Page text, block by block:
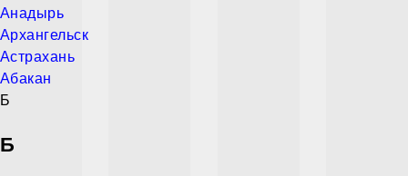
Анадырь
Архангельск
Астрахань
Абакан
Б
Б